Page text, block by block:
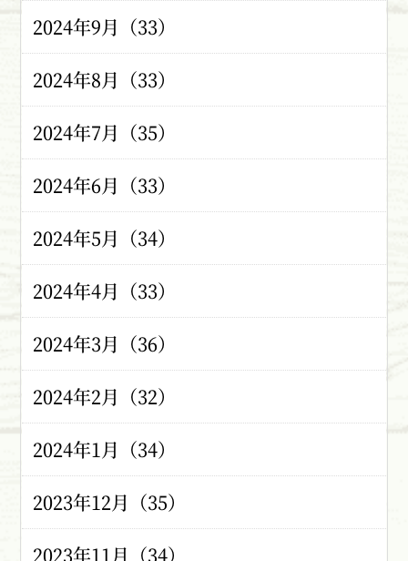
2024年9月（33）
2024年8月（33）
2024年7月（35）
2024年6月（33）
2024年5月（34）
2024年4月（33）
2024年3月（36）
2024年2月（32）
2024年1月（34）
2023年12月（35）
2023年11月（34）